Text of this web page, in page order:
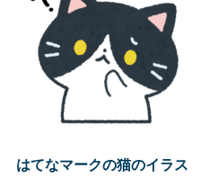
はてなマークの猫のイラス